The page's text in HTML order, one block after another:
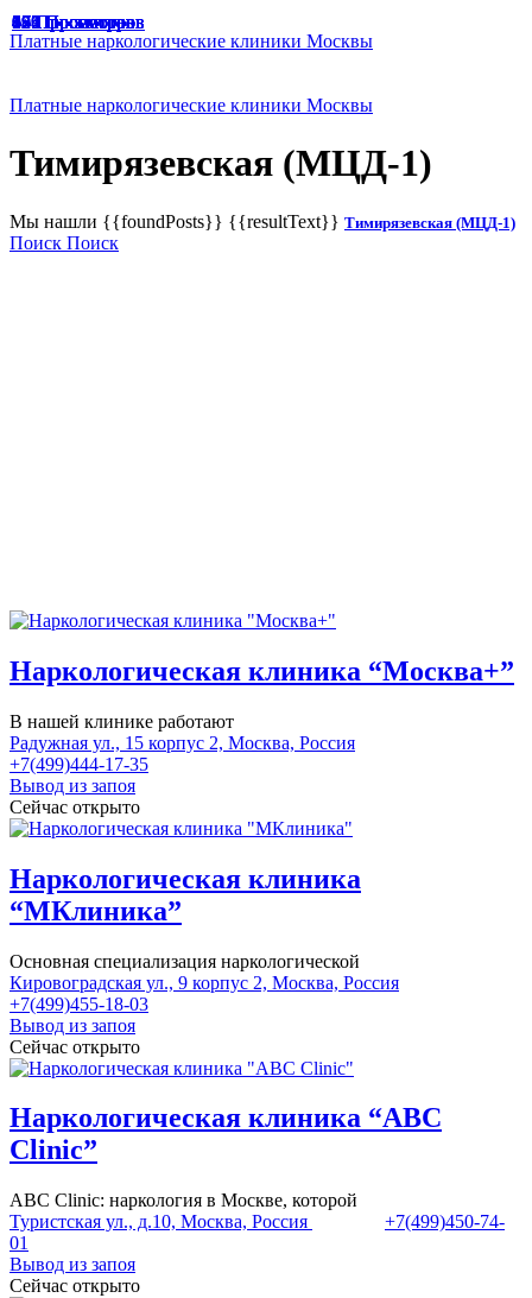
Платные наркологические клиники Москвы
Платные наркологические клиники Москвы
Тимирязевская (МЦД-1)
Мы нашли {{foundPosts}} {{resultText}} Тимирязевская (МЦД-1)
Поиск Поиск
49 Просмотров
Наркологическая клиника “Москва+”
В нашей клинике работают
Радужная ул., 15 корпус 2, Москва, Россия
+7(499)444-17-35
Вывод из запоя
Сейчас открыто
47 Просмотров
Наркологическая клиника
“МКлиника”
Основная специализация наркологической
Кировоградская ул., 9 корпус 2, Москва, Россия
+7(499)455-18-03
Вывод из запоя
Сейчас открыто
33 Просмотра
Наркологическая клиника “ABC
Clinic”
ABC Clinic: наркология в Москве, которой
Туристская ул., д.10, Москва, Россия
+7(499)450-74-
01
Вывод из запоя
Сейчас открыто
65 Просмотров
67 Просмотров
166 Просмотров
125 Просмотров
136 Просмотров
187 Просмотров
174 Просмотра
129 Просмотров
191 Просмотр
94 Просмотра
45 Просмотров
62 Просмотра
47 Просмотров
65 Просмотров
55 Просмотров